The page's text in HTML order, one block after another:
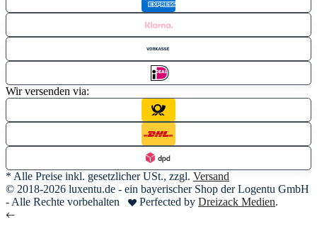
Wir versenden via:
* Alle Preise inkl. gesetzlicher USt., zzgl. Versand
© 2018-2026 luxentu.de - ein bayerischer Shop der Logentu GmbH
- Alle Rechte vorbehalten
Perfected by Dreizack Medien.